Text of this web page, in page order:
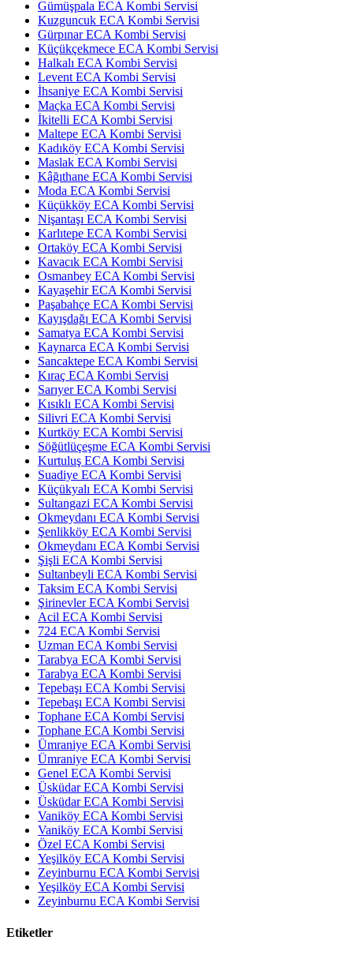
Gümüşpala ECA Kombi Servisi
Kuzguncuk ECA Kombi Servisi
Gürpınar ECA Kombi Servisi
Küçükçekmece ECA Kombi Servisi
Halkalı ECA Kombi Servisi
Levent ECA Kombi Servisi
İhsaniye ECA Kombi Servisi
Maçka ECA Kombi Servisi
İkitelli ECA Kombi Servisi
Maltepe ECA Kombi Servisi
Kadıköy ECA Kombi Servisi
Maslak ECA Kombi Servisi
Kâğıthane ECA Kombi Servisi
Moda ECA Kombi Servisi
Küçükköy ECA Kombi Servisi
Nişantaşı ECA Kombi Servisi
Karlıtepe ECA Kombi Servisi
Ortaköy ECA Kombi Servisi
Kavacık ECA Kombi Servisi
Osmanbey ECA Kombi Servisi
Kayaşehir ECA Kombi Servisi
Paşabahçe ECA Kombi Servisi
Kayışdağı ECA Kombi Servisi
Samatya ECA Kombi Servisi
Kaynarca ECA Kombi Servisi
Sancaktepe ECA Kombi Servisi
Kıraç ECA Kombi Servisi
Sarıyer ECA Kombi Servisi
Kısıklı ECA Kombi Servisi
Silivri ECA Kombi Servisi
Kurtköy ECA Kombi Servisi
Söğütlüçeşme ECA Kombi Servisi
Kurtuluş ECA Kombi Servisi
Suadiye ECA Kombi Servisi
Küçükyalı ECA Kombi Servisi
Sultangazi ECA Kombi Servisi
Okmeydanı ECA Kombi Servisi
Şenlikköy ECA Kombi Servisi
Okmeydanı ECA Kombi Servisi
Şişli ECA Kombi Servisi
Sultanbeyli ECA Kombi Servisi
Taksim ECA Kombi Servisi
Şirinevler ECA Kombi Servisi
Acil ECA Kombi Servisi
724 ECA Kombi Servisi
Uzman ECA Kombi Servisi
Tarabya ECA Kombi Servisi
Tarabya ECA Kombi Servisi
Tepebaşı ECA Kombi Servisi
Tepebaşı ECA Kombi Servisi
Tophane ECA Kombi Servisi
Tophane ECA Kombi Servisi
Ümraniye ECA Kombi Servisi
Ümraniye ECA Kombi Servisi
Genel ECA Kombi Servisi
Üsküdar ECA Kombi Servisi
Üsküdar ECA Kombi Servisi
Vaniköy ECA Kombi Servisi
Vaniköy ECA Kombi Servisi
Özel ECA Kombi Servisi
Yeşilköy ECA Kombi Servisi
Zeyinburnu ECA Kombi Servisi
Yeşilköy ECA Kombi Servisi
Zeyinburnu ECA Kombi Servisi
Etiketler